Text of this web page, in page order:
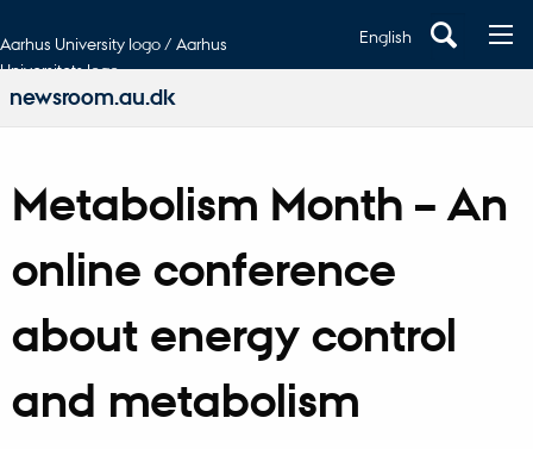
Aarhus University logo / Aarhus
Universitets logo
newsroom.au.dk
English
Metabolism Month – An
online conference
about energy control
and metabolism